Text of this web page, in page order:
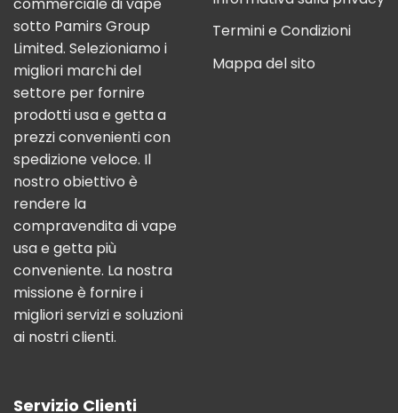
sotto Pamirs Group
Limited. Selezioniamo i
migliori marchi del
settore per fornire
prodotti usa e getta a
prezzi convenienti con
spedizione veloce. Il
nostro obiettivo è
rendere la
compravendita di vape
usa e getta più
conveniente. La nostra
missione è fornire i
migliori servizi e soluzioni
ai nostri clienti.
Termini e Condizioni
Mappa del sito
Servizio Clienti